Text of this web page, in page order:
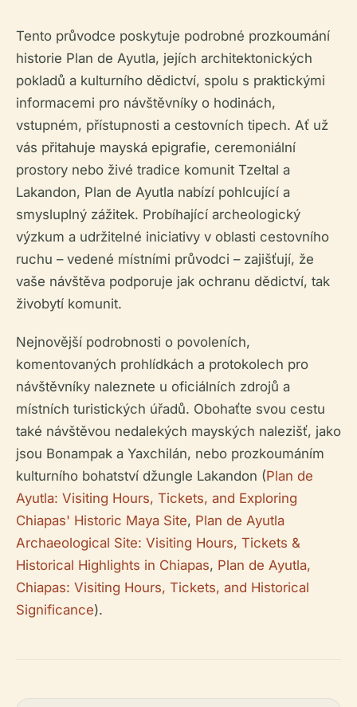
Tento průvodce poskytuje podrobné prozkoumání
historie Plan de Ayutla, jejích architektonických
pokladů a kulturního dědictví, spolu s praktickými
informacemi pro návštěvníky o hodinách,
vstupném, přístupnosti a cestovních tipech. Ať už
vás přitahuje mayská epigrafie, ceremoniální
prostory nebo živé tradice komunit Tzeltal a
Lakandon, Plan de Ayutla nabízí pohlcující a
smysluplný zážitek. Probíhající archeologický
výzkum a udržitelné iniciativy v oblasti cestovního
ruchu – vedené místními průvodci – zajišťují, že
vaše návštěva podporuje jak ochranu dědictví, tak
živobytí komunit.
Nejnovější podrobnosti o povoleních,
komentovaných prohlídkách a protokolech pro
návštěvníky naleznete u oficiálních zdrojů a
místních turistických úřadů. Obohaťte svou cestu
také návštěvou nedalekých mayských nalezišť, jako
jsou Bonampak a Yaxchilán, nebo prozkoumáním
kulturního bohatství džungle Lakandon (Plan de
Ayutla: Visiting Hours, Tickets, and Exploring
Chiapas' Historic Maya Site, Plan de Ayutla
Archaeological Site: Visiting Hours, Tickets &
Historical Highlights in Chiapas, Plan de Ayutla,
Chiapas: Visiting Hours, Tickets, and Historical
Significance).